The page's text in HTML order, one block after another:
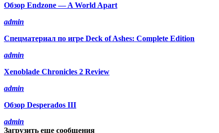
Обзор Endzone — A World Apart
admin
Спецматериал по игре Deck of Ashes: Complete Edition
admin
Xenoblade Chronicles 2 Review
admin
Обзор Desperados III
admin
Загрузить еще сообщения